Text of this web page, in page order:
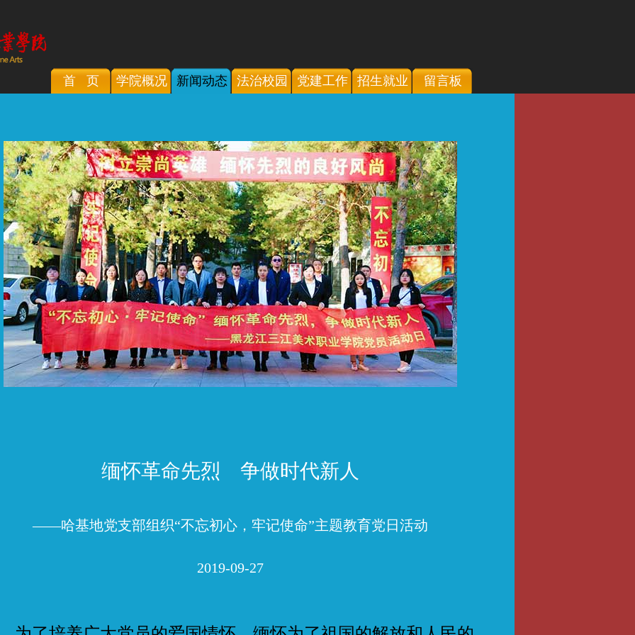
首 页 学院概况 新闻动态 法治校园 党建工作 招生就业 留言板
缅怀革命先烈 争做时代新人
——哈基地党支部组织“不忘初心，牢记使命”主题教育党日活动
2019-09-27